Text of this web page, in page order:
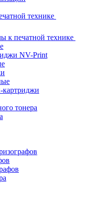
технике
к печатной технике
NV-Print
тонера